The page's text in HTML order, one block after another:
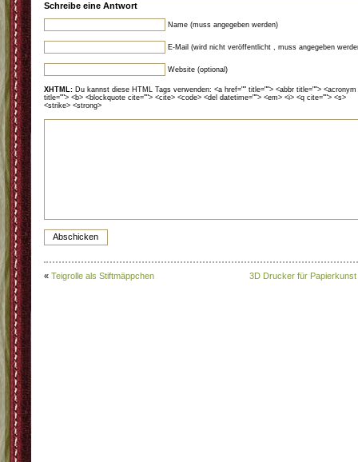
Schreibe eine Antwort
Name (muss angegeben werden)
E-Mail (wird nicht veröffentlicht , muss angegeben
Website (optional)
XHTML: Du kannst diese HTML Tags verwenden: <a href="" title=""> <abbr title=""> <acronym
title=""> <b> <blockquote cite=""> <cite> <code> <del datetime=""> <em> <i> <q cite=""> <s>
<strike> <strong>
« Teigrolle als Stiftmäppchen 3D Drucker für Papierkunst